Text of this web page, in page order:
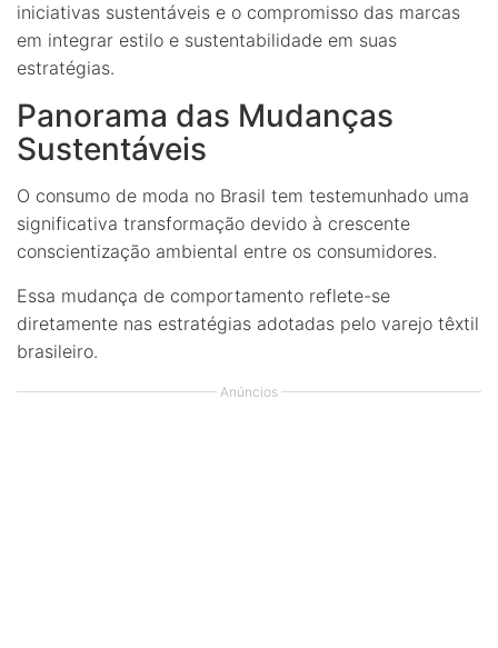
iniciativas sustentáveis e o compromisso das marcas
em integrar estilo e sustentabilidade em suas
estratégias.
Panorama das Mudanças
Sustentáveis
O consumo de moda no Brasil tem testemunhado uma
significativa transformação devido à crescente
conscientização ambiental entre os consumidores.
Essa mudança de comportamento reflete-se
diretamente nas estratégias adotadas pelo varejo têxtil
brasileiro.
Anúncios